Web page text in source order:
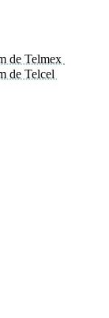
de Telmex
de Telcel